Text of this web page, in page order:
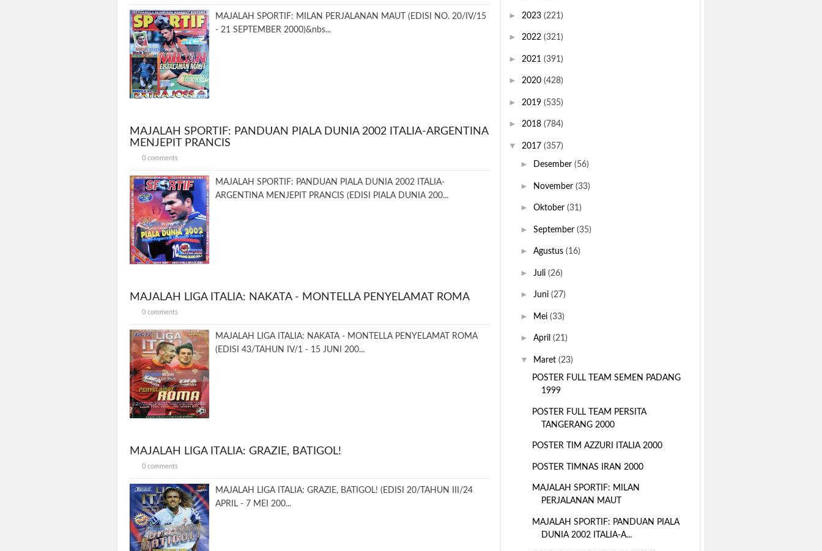
MAJALAH SPORTIF: MILAN PERJALANAN MAUT (EDISI NO. 20/IV/15
- 21 SEPTEMBER 2000)&nbs...
MAJALAH SPORTIF: PANDUAN PIALA DUNIA 2002 ITALIA-ARGENTINA
MENJEPIT PRANCIS
0 comments
MAJALAH SPORTIF: PANDUAN PIALA DUNIA 2002 ITALIA-
ARGENTINA MENJEPIT PRANCIS (EDISI PIALA DUNIA 200...
MAJALAH LIGA ITALIA: NAKATA - MONTELLA PENYELAMAT ROMA
0 comments
MAJALAH LIGA ITALIA: NAKATA - MONTELLA PENYELAMAT ROMA
(EDISI 43/TAHUN IV/1 - 15 JUNI 200...
MAJALAH LIGA ITALIA: GRAZIE, BATIGOL!
0 comments
MAJALAH LIGA ITALIA: GRAZIE, BATIGOL! (EDISI 20/TAHUN III/24
APRIL - 7 MEI 200...
► 2023 (221)
► 2022 (321)
► 2021 (391)
► 2020 (428)
► 2019 (535)
► 2018 (784)
▼ 2017 (357)
► Desember (56)
► November (33)
► Oktober (31)
► September (35)
► Agustus (16)
► Juli (26)
► Juni (27)
► Mei (33)
► April (21)
▼ Maret (23)
POSTER FULL TEAM SEMEN PADANG
1999
POSTER FULL TEAM PERSITA
TANGERANG 2000
POSTER TIM AZZURI ITALIA 2000
POSTER TIMNAS IRAN 2000
MAJALAH SPORTIF: MILAN
PERJALANAN MAUT
MAJALAH SPORTIF: PANDUAN PIALA
DUNIA 2002 ITALIA-A...